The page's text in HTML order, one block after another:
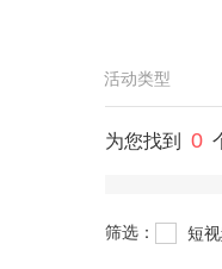
活动类型
为您找到 0
筛选： 短